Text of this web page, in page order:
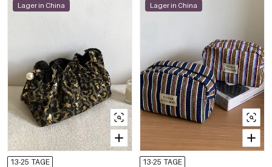
Lager in China
13-25 TAGE
Lager in China
13-25 TAGE